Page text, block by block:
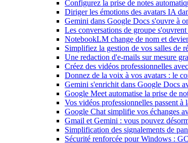
Configurez la prise de notes
Diriger les émotions des avatars IA
Gemini dans Google Docs s'ouvre à
Les conversations de groupe
NotebookLM change de nom et
Simplifiez la gestion de vos salles de
Une redaction d'e-mails sur mesure
Créez des vidéos professionnelles
Donnez de la voix à vos avatars : le
Gemini s'enrichit dans Google Docs
Google Meet automatise la prise de
Vos vidéos professionnelles passent
Google Chat simplifie vos échanges
Gmail et Gemini : vous pouvez
Simplification des signalements de
Sécurité renforcée pour Windows :